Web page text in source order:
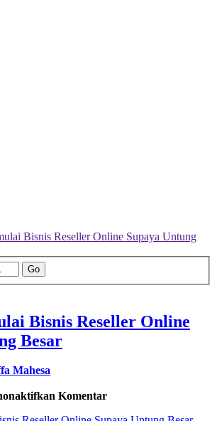
Bisnis Reseller Online Supaya Untung
Bisnis Reseller Online
Besar
Mahesa
pada
Komentar